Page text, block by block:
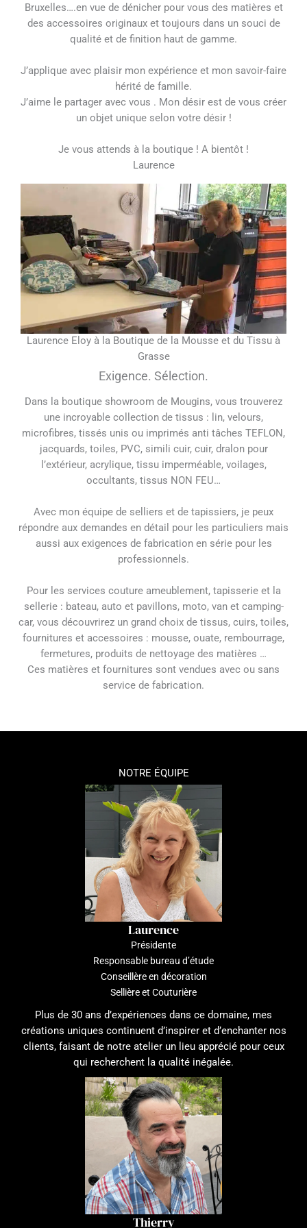
Bruxelles….en vue de dénicher pour vous des matières et
des accessoires originaux et toujours dans un souci de
qualité et de finition haut de gamme.
J’applique avec plaisir mon expérience et mon savoir-faire
hérité de famille.
J’aime le partager avec vous . Mon désir est de vous créer
un objet unique selon votre désir !
Je vous attends à la boutique ! A bientôt !
Laurence
Exigence. Sélection.
Dans la boutique showroom de Mougins, vous trouverez
une incroyable collection de tissus : lin, velours,
microfibres, tissés unis ou imprimés anti tâches TEFLON,
jacquards, toiles, PVC, simili cuir, cuir, dralon pour
l’extérieur, acrylique, tissu imperméable, voilages,
occultants, tissus NON FEU…
Avec mon équipe de selliers et de tapissiers, je peux
répondre aux demandes en détail pour les particuliers mais
aussi aux exigences de fabrication en série pour les
professionnels.
Pour les services couture ameublement, tapisserie et la
sellerie : bateau, auto et pavillons, moto, van et camping-
car, vous découvrirez un grand choix de tissus, cuirs, toiles,
fournitures et accessoires : mousse, ouate, rembourrage,
fermetures, produits de nettoyage des matières …
Ces matières et fournitures sont vendues avec ou sans
service de fabrication.
Laurence Eloy à la Boutique de la Mousse et du Tissu à
Grasse
NOTRE ÉQUIPE
Laurence
Présidente
Responsable bureau d’étude
Conseillère en décoration
Sellière et Couturière
Plus de 30 ans d’expériences dans ce domaine, mes
créations uniques continuent d’inspirer et d’enchanter nos
clients, faisant de notre atelier un lieu apprécié pour ceux
qui recherchent la qualité inégalée.
Thierry